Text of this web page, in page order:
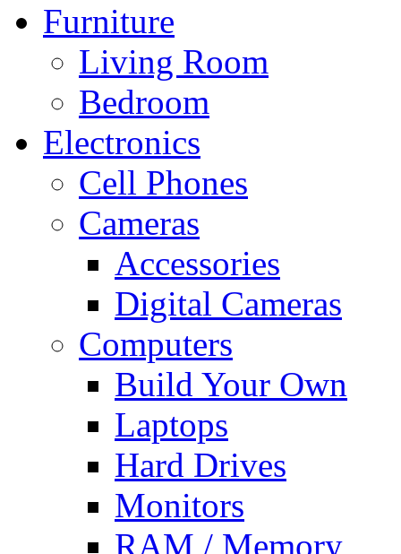
Furniture
Living Room
Bedroom
Electronics
Cell Phones
Cameras
Accessories
Digital Cameras
Computers
Build Your Own
Laptops
Hard Drives
Monitors
RAM / Memory